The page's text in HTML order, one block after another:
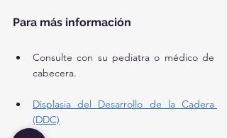
Para más información
Consulte con su pediatra o médico de
cabecera.
Displasia del Desarrollo de la Cadera
(DDC)